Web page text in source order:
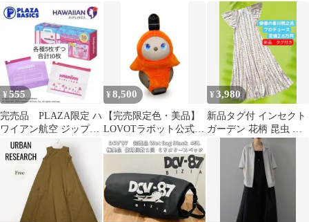
ヌーピー Tシャツ 黒 S
27.5cm 初期カラー
¥555
完売品 PLAZA限定 ハ
ワイアン航空 ジップロ
ック 10枚セット コラボ
新品
¥8,500
【完売限定色・美品】
LOVOTラボット公式
ベロアカットソー(ガー
ベラ)
¥3,980
新品タグ付 インセクト
ガーデン 花柄 昆虫 フ
レアロングワンピース
お買い得！